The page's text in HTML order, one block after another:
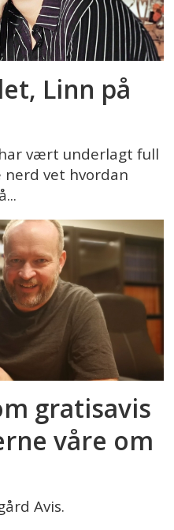
Linn på
vært underlagt full
nerd vet hvordan
gratisavis
våre om
Avis.